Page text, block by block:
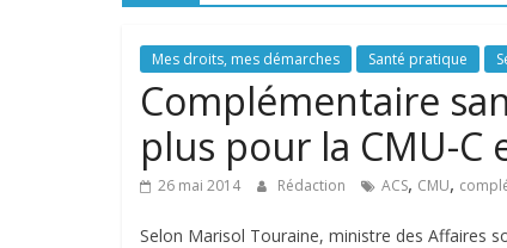
Mes droits, mes démarches Santé pratique
Complémentaire
plus pour la CMU-C
26 mai 2014 Rédaction ACS, CMU,
Selon Marisol Touraine, ministre des Affaires